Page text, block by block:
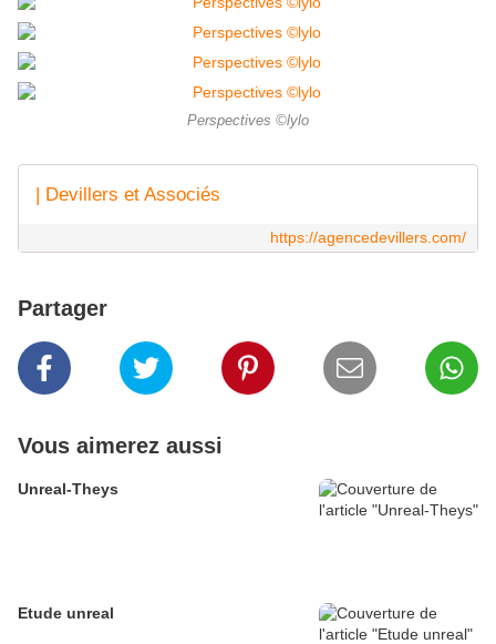
Perspectives ©lylo
| Devillers et Associés
https://agencedevillers.com/
Partager
Vous aimerez aussi
Unreal-Theys
Etude unreal